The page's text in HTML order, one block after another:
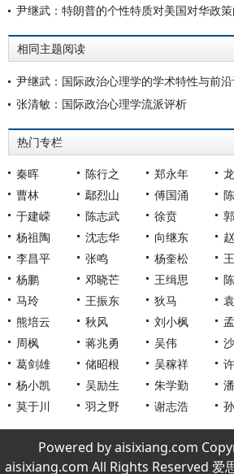
尹继武：特朗普的个性特质对美国对华政
相同主题阅读
尹继武：国际政治心理学的学术特性与前
张清敏：国际政治心理学流派评析
热门专栏
秦晖 陈行之 郑永年
曹林
鄢烈山 傅国涌
于建嵘
陈志武 徐贲
杨祖陶
沈志华 向继东
李昌平
张鸣 杨奎松
杨鹏
邓晓芒 王缉思
马玲
王振东 狄马
熊培云
秋风 刘小枫
周枫
蒋兆勇 吴伟
葛剑雄
储昭根 吴稼祥
杨小凯
吴励生 朱学勤
莫于川
羽之野 谢志浩
Powered by aisixiang.com
aisixiang.com All Rights Reserved 爱